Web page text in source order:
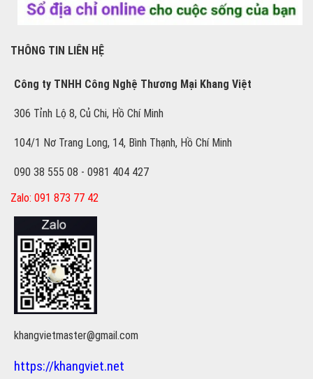
THÔNG TIN LIÊN HỆ
Công ty TNHH Công Nghệ Thương Mại Khang Việt
306 Tỉnh Lộ 8, Củ Chi, Hồ Chí Minh
104/1 Nơ Trang Long, 14, Bình Thạnh, Hồ Chí Minh
090 38 555 08 - 0981 404 427
Zalo: 091 873 77 42
khangvietmaster@gmail.com
https://khangviet.net